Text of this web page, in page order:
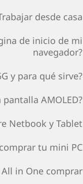
desde casa
de inicio de mi
navegador?
y para qué sirve?
pantalla AMOLED?
Netbook y Tablet
tu mini PC
in One comprar